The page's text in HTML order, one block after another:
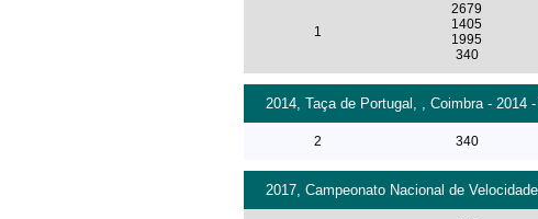
1
2679
1405
1995
340
2014, Taça de Portugal, , Coimbra - 2014
2 340
2017, Campeonato Nacional de